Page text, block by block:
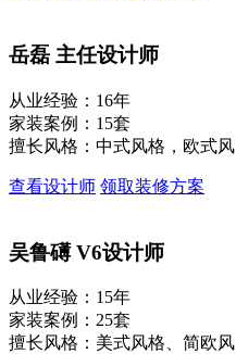
岳磊 主任设计师
从业经验：16年
家装案例：15套
擅长风格：中式风格，欧式风
查看设计师 领取装修方案
吴鲁礡V6设计师
从业经验：15年
家装案例：25套
擅长风格：美式风格、简欧风